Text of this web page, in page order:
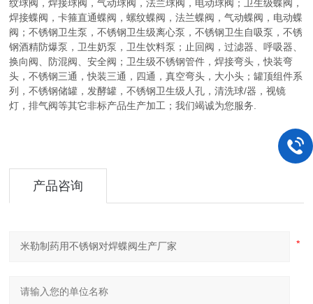
纹球阀，焊接球阀，气动球阀，法兰球阀，电动球阀；卫生级蝶阀，
焊接蝶阀，卡箍直通蝶阀，螺纹蝶阀，法兰蝶阀，气动蝶阀，电动蝶
阀；不锈钢卫生泵，不锈钢卫生级离心泵，不锈钢卫生自吸泵，不锈
钢酒精防爆泵，卫生奶泵，卫生饮料泵；止回阀，过滤器、呼吸器、
换向阀、防混阀、安全阀；卫生级不锈钢管件，焊接弯头，快装弯
头，不锈钢三通，快装三通，四通，真空弯头，大小头；罐顶组件系
列，不锈钢储罐，发酵罐，不锈钢卫生级人孔，清洗球/器，视镜
灯，排气阀等其它非标产品生产加工；我们竭诚为您服务.
产品咨询